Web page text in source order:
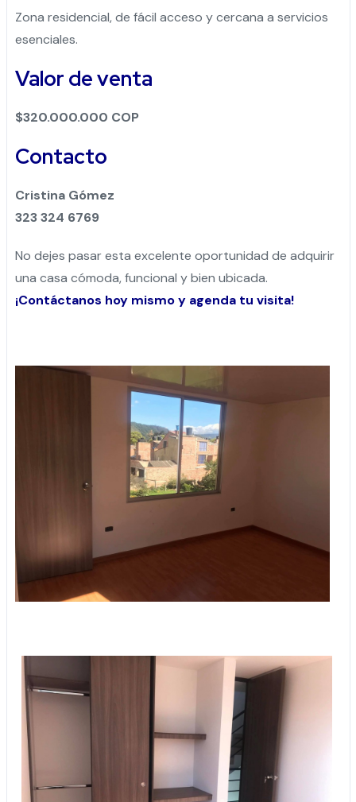
Zona residencial, de fácil acceso y cercana a servicios
esenciales.
Valor de venta
$320.000.000 COP
Contacto
Cristina Gómez
323 324 6769
No dejes pasar esta excelente oportunidad de adquirir
una casa cómoda, funcional y bien ubicada.
¡Contáctanos hoy mismo y agenda tu visita!